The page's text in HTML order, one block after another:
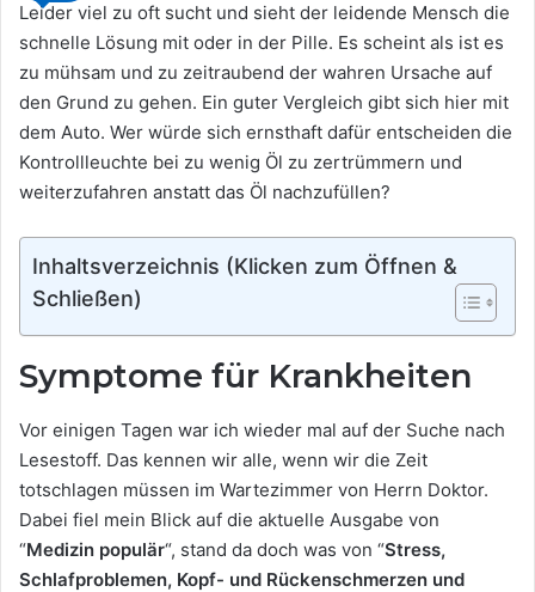
Leider viel zu oft sucht und sieht der leidende Mensch die
schnelle Lösung mit oder in der Pille. Es scheint als ist es
zu mühsam und zu zeitraubend der wahren Ursache auf
den Grund zu gehen. Ein guter Vergleich gibt sich hier mit
dem Auto. Wer würde sich ernsthaft dafür entscheiden die
Kontrollleuchte bei zu wenig Öl zu zertrümmern und
weiterzufahren anstatt das Öl nachzufüllen?
Inhaltsverzeichnis (Klicken zum Öffnen &
Schließen)
Symptome für Krankheiten
Vor einigen Tagen war ich wieder mal auf der Suche nach
Lesestoff. Das kennen wir alle, wenn wir die Zeit
totschlagen müssen im Wartezimmer von Herrn Doktor.
Dabei fiel mein Blick auf die aktuelle Ausgabe von
“Medizin populär“, stand da doch was von “Stress,
Schlafproblemen, Kopf- und Rückenschmerzen und